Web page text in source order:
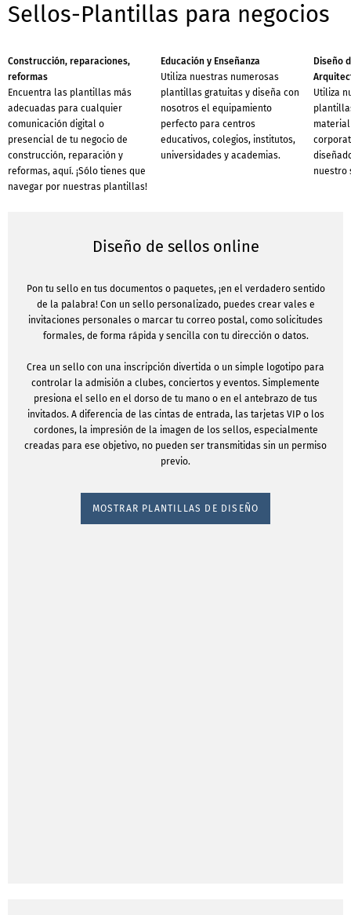
Sellos-Plantillas para negocios
Construcción, reparaciones,
reformas
Encuentra las plantillas más
adecuadas para cualquier
comunicación digital o
presencial de tu negocio de
construcción, reparación y
reformas, aquí. ¡Sólo tienes que
navegar por nuestras plantillas!
Educación y Enseñanza
Utiliza nuestras numerosas
plantillas gratuitas y diseña con
nosotros el equipamiento
perfecto para centros
educativos, colegios, institutos,
universidades y academias.
Diseño
Utiliza
nuestro
Diseño de sellos online
Pon tu sello en tus documentos o paquetes, ¡en el verdadero sentido
de la palabra! Con un sello personalizado, puedes crear vales e
invitaciones personales o marcar tu correo postal, como solicitudes
formales, de forma rápida y sencilla con tu dirección o datos.
Crea un sello con una inscripción divertida o un simple logotipo para
controlar la admisión a clubes, conciertos y eventos. Simplemente
presiona el sello en el dorso de tu mano o en el antebrazo de tus
invitados. A diferencia de las cintas de entrada, las tarjetas VIP o los
cordones, la impresión de la imagen de los sellos, especialmente
creadas para ese objetivo, no pueden ser transmitidas sin un permiso
previo.
MOSTRAR PLANTILLAS DE DISEÑO